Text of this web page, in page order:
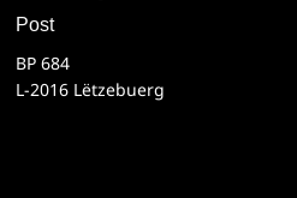
Post
BP 684
L-2016 Lëtzebuerg